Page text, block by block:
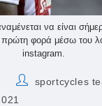
να είναι
πρώτη φορά μέσω του
instagram.
Postsportcycles